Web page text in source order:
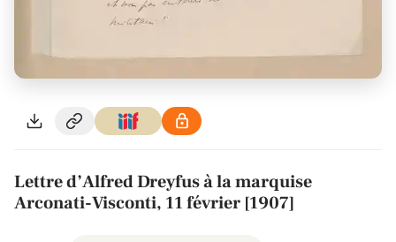
Lettre d’Alfred Dreyfus à la marquise
Arconati-Visconti, 11 février [1907]